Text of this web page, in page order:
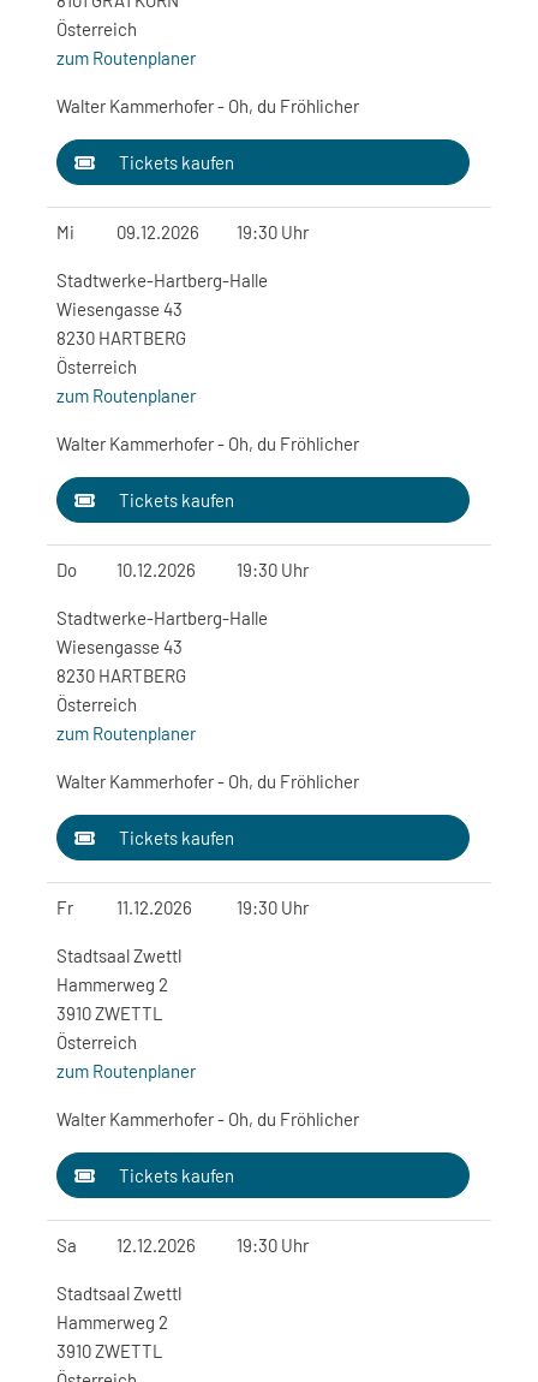
Österreich
zum Routenplaner
Walter Kammerhofer - Oh, du Fröhlicher
Tickets kaufen
Mi 09.12.2026 19:30 Uhr
Stadtwerke-Hartberg-Halle
Wiesengasse 43
8230 HARTBERG
Österreich
zum Routenplaner
Walter Kammerhofer - Oh, du Fröhlicher
Tickets kaufen
Do 10.12.2026 19:30 Uhr
Stadtwerke-Hartberg-Halle
Wiesengasse 43
8230 HARTBERG
Österreich
zum Routenplaner
Walter Kammerhofer - Oh, du Fröhlicher
Tickets kaufen
Fr 11.12.2026 19:30 Uhr
Stadtsaal Zwettl
Hammerweg 2
3910 ZWETTL
Österreich
zum Routenplaner
Walter Kammerhofer - Oh, du Fröhlicher
Tickets kaufen
Sa 12.12.2026 19:30 Uhr
Stadtsaal Zwettl
Hammerweg 2
3910 ZWETTL